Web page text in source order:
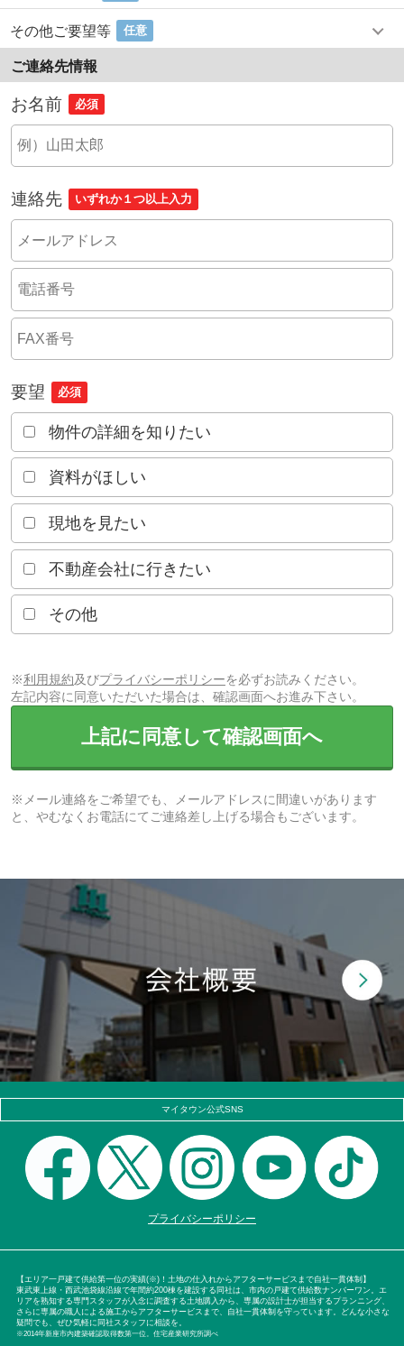
その他ご要望等 任意
ご連絡先情報
お名前 必須
連絡先 いずれか１つ以上入力
要望 必須
物件の詳細を知りたい
資料がほしい
現地を見たい
不動産会社に行きたい
その他
※利用規約及びプライバシーポリシーを必ずお読みください。
左記内容に同意いただいた場合は、確認画面へお進み下さい。
上記に同意して確認画面へ
※メール連絡をご希望でも、メールアドレスに間違いがあります
と、やむなくお電話にてご連絡差し上げる場合もございます。
マイタウン公式SNS
プライバシーポリシー
【エリア一戸建て供給第一位の実績(※)！土地の仕入れからアフターサービスまで自社一貫体制】
東武東上線・西武池袋線沿線で年間約200棟を建設する同社は、市内の戸建て供給数ナンバーワン。エ
リアを熟知する専門スタッフが入念に調査する土地購入から、専属の設計士が担当するプランニング、
さらに専属の職人による施工からアフターサービスまで、自社一貫体制を守っています。どんな小さな
疑問でも、ぜひ気軽に同社スタッフに相談を。
※2014年新座市内建築確認取得数第一位。住宅産業研究所調べ